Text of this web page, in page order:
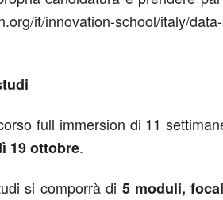
it/innovation-school/italy/
full immersion di 11
19 ottobre.
si comporrà di 5 moduli,